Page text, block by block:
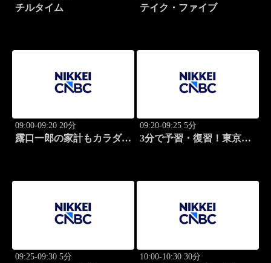
チルタイム テイク・ファイブ
09:00-09:20 20分
露口一郎の家計もカラダも
09:20-09:25 5分
3分で予習・復習！東京市
09:25-09:30 5分 10:00-10:30 30分